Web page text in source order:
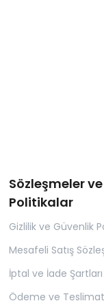
Sözleşmeler ve
Politikalar
Gizlilik ve Güvenlik
Mesafeli Satış
İptal ve İade Şartları
Ödeme ve Teslimat